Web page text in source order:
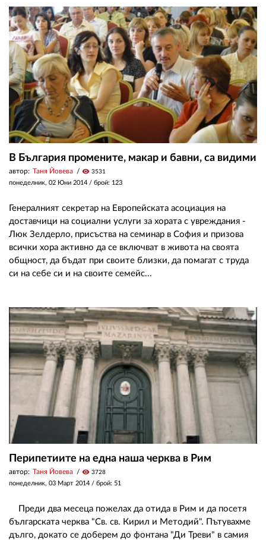
В България промените, макар и бавни, са видими
автор: Таня Йовева visibility 3531
понеделник, 02 Юни 2014 / брой: 123
Генералният секретар на Европейската асоциация на
доставчици на социални услуги за хората с увреждания -
Люк Зелдерло, присъства на семинар в София и призова
всички хора активно да се включват в живота на своята
общност, да бъдат при своите близки, да помагат с труда
си на себе си и на своите семейс...
Перипетиите на една наша черква в Рим
автор: Таня Йовева visibility 3728
понеделник, 03 Март 2014 / брой: 51
Преди два месеца пожелах да отида в Рим и да посетя
българската черква "Св. св. Кирил и Методий". Пътувахме
дълго, докато се доберем до фонтана "Ди Треви" в самия